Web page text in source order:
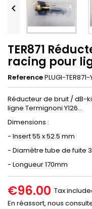

TER871
racing pour
ReferencePLUGI-TER871-
Réducteur de bruit / dB-
ligne Termignoni Y126...
Dimensions :
- Insert 55 x 52.5 mm
- Diamètre tube de fuite
- Longueur 170mm
€96.00 Tax
En réassort, nous